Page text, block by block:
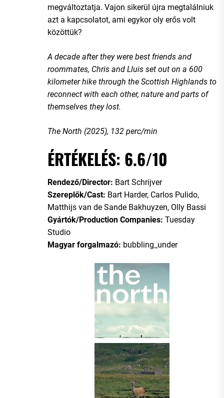
megváltoztatja. Vajon sikerül újra megtalálniuk
azt a kapcsolatot, ami egykor oly erős volt
közöttük?
A decade after they were best friends and
roommates, Chris and Lluis set out on a 600
kilometer hike through the Scottish Highlands to
reconnect with each other, nature and parts of
themselves they lost.
The North (2025), 132 perc/min
ÉRTÉKELÉS: 6.6/10
Rendező/Director: Bart Schrijver
Szereplők/Cast: Bart Harder, Carlos Pulido,
Matthijs van de Sande Bakhuyzen, Olly Bassi
Gyártók/Production Companies: Tuesday
Studio
Magyar forgalmazó: bubbling_under